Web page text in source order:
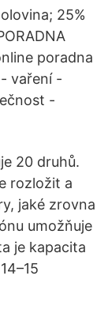
25%
poradna
vaření -
-
20 druhů.
rozložit a
jaké zrovna
umožňuje
je kapacita